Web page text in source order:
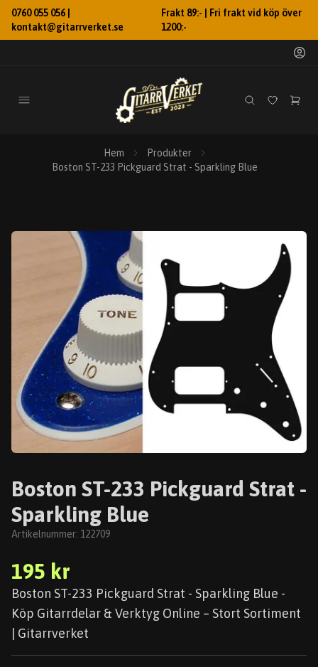
0760 055 056 |
kontakt@gitarrverket.se
Frakt 89:- | Fri frakt vid köp över
1200:-
Hem
Produkter
Boston ST-233 Pickguard Strat - Sparkling Blue
Boston ST-233 Pickguard Strat -
Sparkling Blue
Artikelnummer: 122709
195 kr
Boston ST-233 Pickguard Strat - Sparkling Blue -
Köp Gitarrdelar & Verktyg Online – Stort Sortiment
| Gitarrverket